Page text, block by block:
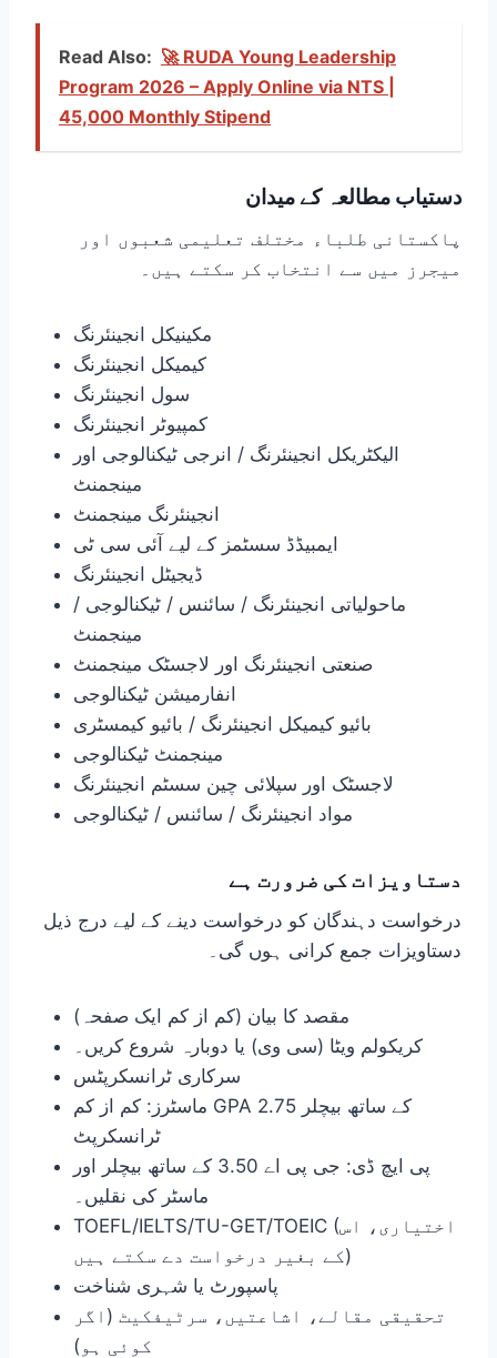
Read Also: 🚀 RUDA Young Leadership
Program 2026 – Apply Online via NTS |
45,000 Monthly Stipend
دستیاب مطالعہ کے میدان
پاکستانی طلباء مختلف تعلیمی شعبوں اور
میجرز میں سے انتخاب کر سکتے ہیں۔
مکینیکل انجینئرنگ
کیمیکل انجینئرنگ
سول انجینئرنگ
کمپیوٹر انجینئرنگ
الیکٹریکل انجینئرنگ / انرجی ٹیکنالوجی اور
مینجمنٹ
انجینئرنگ مینجمنٹ
ایمبیڈڈ سسٹمز کے لیے آئی سی ٹی
ڈیجیٹل انجینئرنگ
ماحولیاتی انجینئرنگ / سائنس / ٹیکنالوجی /
مینجمنٹ
صنعتی انجینئرنگ اور لاجسٹک مینجمنٹ
انفارمیشن ٹیکنالوجی
بائیو کیمیکل انجینئرنگ / بائیو کیمسٹری
مینجمنٹ ٹیکنالوجی
لاجسٹک اور سپلائی چین سسٹم انجینئرنگ
مواد انجینئرنگ / سائنس / ٹیکنالوجی
دستاویزات کی ضرورت ہے
درخواست دہندگان کو درخواست دینے کے لیے درج ذیل
دستاویزات جمع کرانی ہوں گی۔
مقصد کا بیان (کم از کم ایک صفحہ)
کریکولم ویٹا (سی وی) یا دوبارہ شروع کریں۔
سرکاری ٹرانسکرپٹس
ماسٹرز: کم از کم GPA 2.75 کے ساتھ بیچلر
ٹرانسکرپٹ
پی ایچ ڈی: جی پی اے 3.50 کے ساتھ بیچلر اور
ماسٹر کی نقلیں۔
TOEFL/IELTS/TU-GET/TOEIC (اختیاری، اس
کے بغیر درخواست دے سکتے ہیں)
پاسپورٹ یا شہری شناخت
تحقیقی مقالے، اشاعتیں، سرٹیفکیٹ (اگر
کوئی ہو)